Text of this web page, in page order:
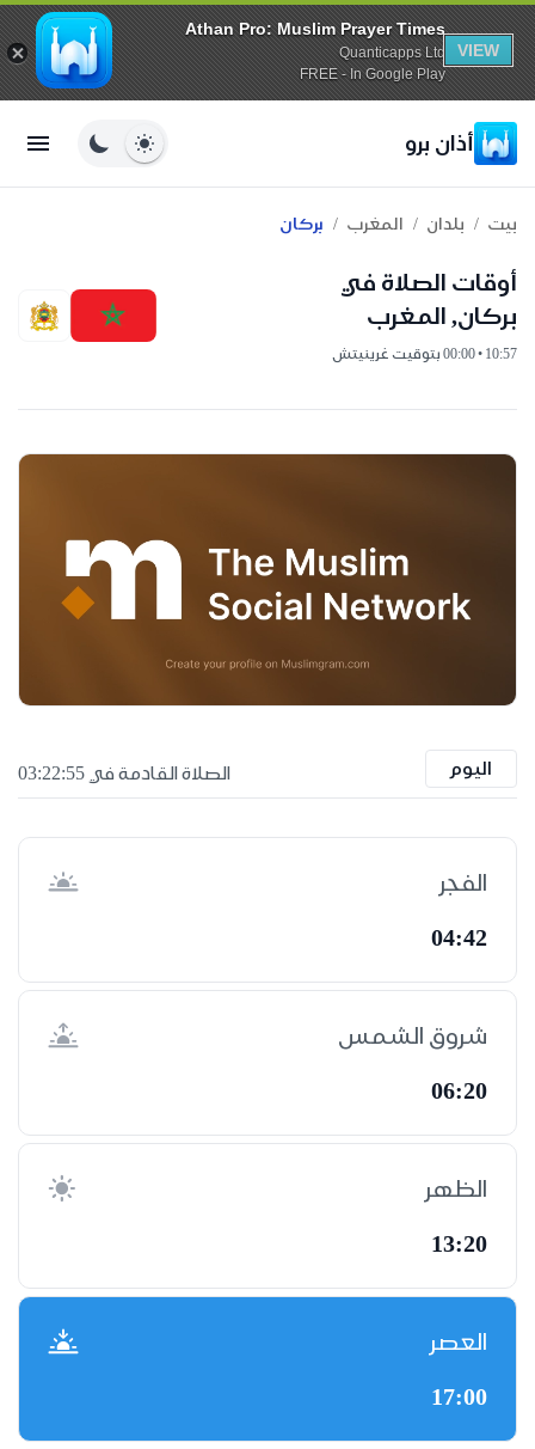
Athan Pro: Muslim Prayer Times
Quanticapps Ltd
FREE - In Google Play
VIEW
أذان برو
بيت / بلدان / المغرب / بركان
أوقات الصلاة في
بركان, المغرب
10:57 • 00:00 بتوقيت غرينيتش
اليوم الصلاة القادمة في 03:22:54
الفجر
04:42
شروق الشمس
06:20
الظهر
13:20
العصر
17:00